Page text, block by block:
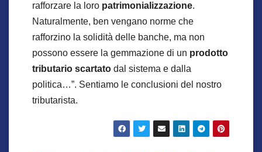
rafforzare la loro patrimonializzazione.
Naturalmente, ben vengano norme che
rafforzino la solidità delle banche, ma non
possono essere la gemmazione di un prodotto
tributario scartato dal sistema e dalla
politica…”. Sentiamo le conclusioni del nostro
tributarista.